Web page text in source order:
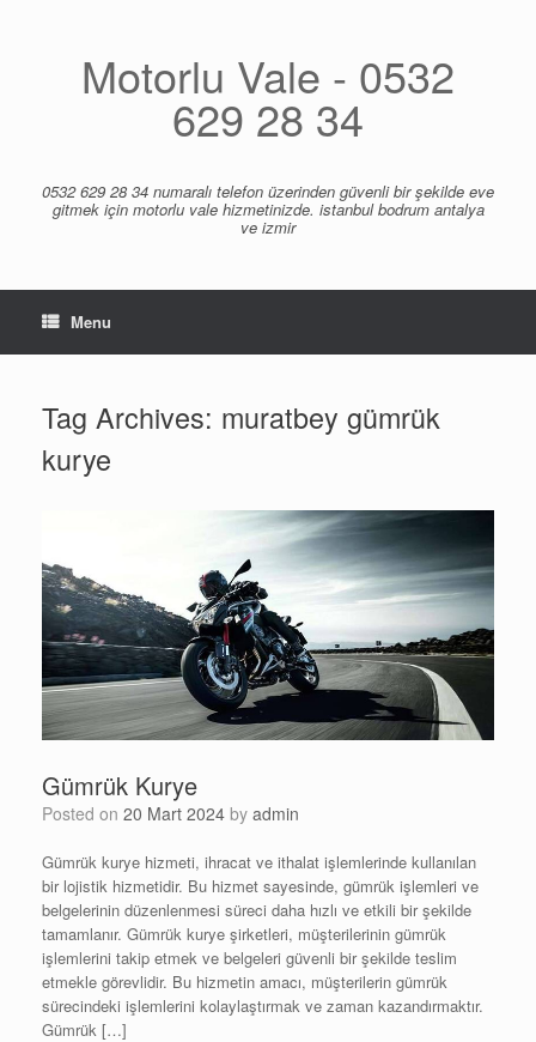
Motorlu Vale - 0532
629 28 34
0532 629 28 34 numaralı telefon üzerinden güvenli bir şekilde eve
gitmek için motorlu vale hizmetinizde. istanbul bodrum antalya
ve izmir
Menu
Tag Archives: muratbey gümrük
kurye
Gümrük Kurye
Posted on 20 Mart 2024 by admin
Gümrük kurye hizmeti, ihracat ve ithalat işlemlerinde kullanılan
bir lojistik hizmetidir. Bu hizmet sayesinde, gümrük işlemleri ve
belgelerinin düzenlenmesi süreci daha hızlı ve etkili bir şekilde
tamamlanır. Gümrük kurye şirketleri, müşterilerinin gümrük
işlemlerini takip etmek ve belgeleri güvenli bir şekilde teslim
etmekle görevlidir. Bu hizmetin amacı, müşterilerin gümrük
sürecindeki işlemlerini kolaylaştırmak ve zaman kazandırmaktır.
Gümrük […]